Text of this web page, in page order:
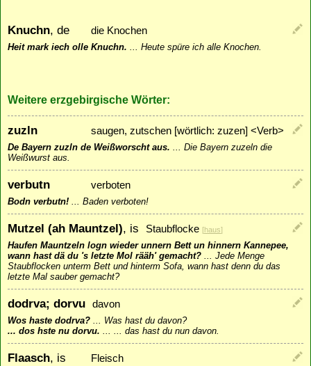
Knuchn, de die Knochen
Heit mark iech olle Knuchn. ... Heute spüre ich alle Knochen.
Weitere erzgebirgische Wörter:
zuzln saugen, zutschen [wörtlich: zuzen] <Verb>
De Bayern zuzln de Weißworscht aus. ... Die Bayern zuzeln die
Weißwurst aus.
verbutn verboten
Bodn verbutn! ... Baden verboten!
Mutzel (ah Mauntzel), is Staubflocke [haus]
Haufen Mauntzeln logn wieder unnern Bett un hinnern Kannepee,
wann hast dä du 's letzte Mol rääh' gemacht? ... Jede Menge
Staubflocken unterm Bett und hinterm Sofa, wann hast denn du das
letzte Mal sauber gemacht?
dodrva; dorvu davon
Wos haste dodrva? ... Was hast du davon?
... dos hste nu dorvu. ... ... das hast du nun davon.
Flaasch, is Fleisch